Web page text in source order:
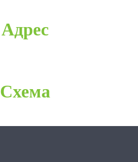
Адрес
Схема